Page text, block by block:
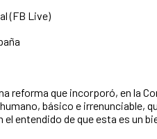
(FB Live)
reforma que incorporó, en la
básico e irrenunciable,
el entendido de que esta es un